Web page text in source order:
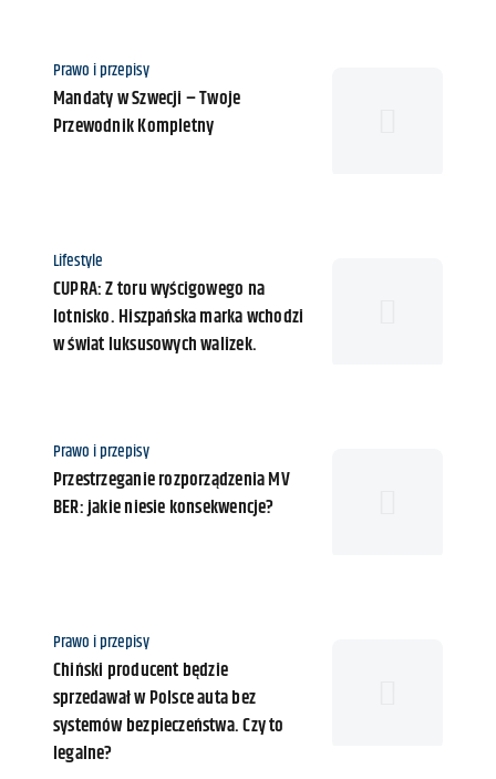
a
K
a
t
a
Prawo i przepisy
Mandaty w Szwecji – Twoje
Przewodnik Kompletny
K
a
t
e
g
a
Lifestyle
CUPRA: Z toru wyścigowego na
lotnisko. Hiszpańska marka wchodzi
w świat luksusowych walizek.
K
a
t
a
Prawo i przepisy
Przestrzeganie rozporządzenia MV
BER: jakie niesie konsekwencje?
K
a
t
e
g
o
Prawo i przepisy
Chiński producent będzie
sprzedawał w Polsce auta bez
systemów bezpieczeństwa. Czy to
legalne?